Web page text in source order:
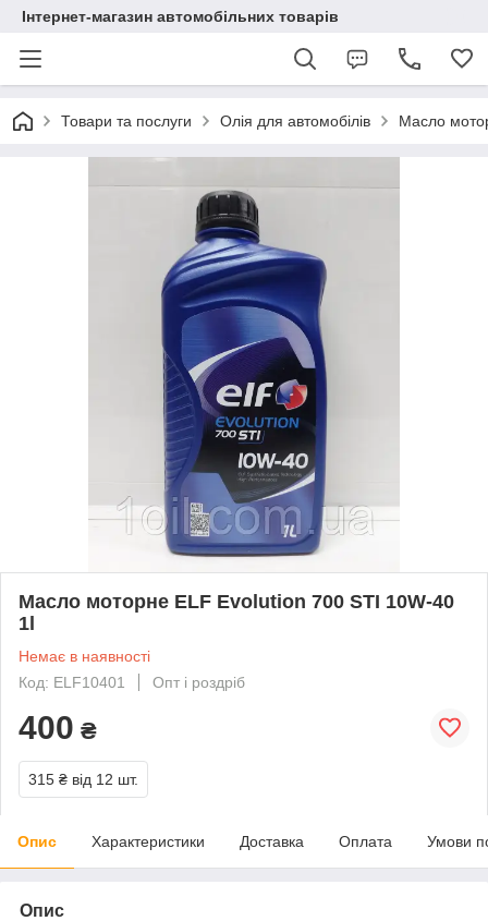
Інтернет-магазин автомобільних товарів
Товари та послуги Олія для автомобілів Масло
Масло моторне ELF Evolution 700 STI 10W-40
1l
Немає в наявності
Код: ELF10401
Опт і роздріб
400 ₴
315 ₴ від 12 шт.
Опис Характеристики Доставка Оплата Умови
Опис